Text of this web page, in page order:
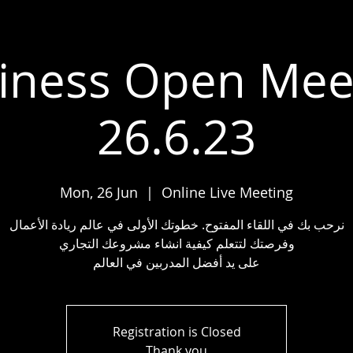
Open
26.6.23
Mon, 26 Jun
  |
Online Live Meeting
نرحب بك في اللقاء المفتوح. خطوتك الأولى في عالم ريادة الأعمال
وفرصتك لتتعلم كيفية انشاء مشروعك التجاري
على يد أفضل المدربين في العالم
Registration is Closed